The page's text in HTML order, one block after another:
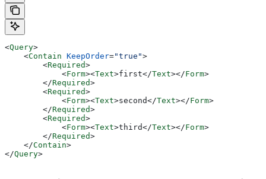
<Query>
    <
Contain KeepOrder="true">
        <
Required>
            <
Form><Text>first</Text></Form>
        </
Required>
        <
Required>
            <
Form><Text>second</Text></Form>
        </
Required>
        <
Required>
            <
Form><Text>third</Text></Form>
        </
Required>
    </
Contain>
</Query>